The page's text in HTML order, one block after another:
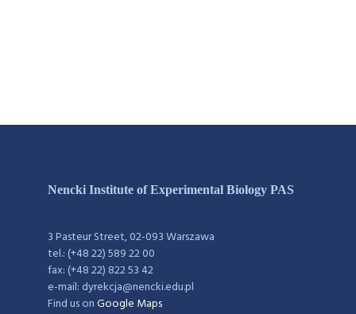
Nencki Institute of Experimental Biology PAS
3 Pasteur Street, 02-093 Warszawa
tel.: (+48 22) 589 22 00
fax: (+48 22) 822 53 42
e-mail: dyrekcja@nencki.edu.pl
Find us onGoogle Maps